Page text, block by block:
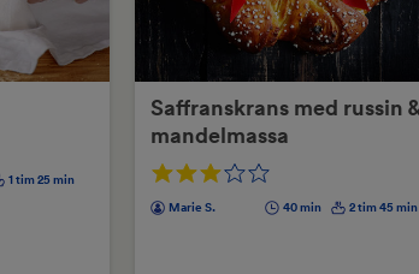
1 tim 25 min
Saffranskrans med russin
mandelmassa
Marie S. 40 min 2 tim 45 min